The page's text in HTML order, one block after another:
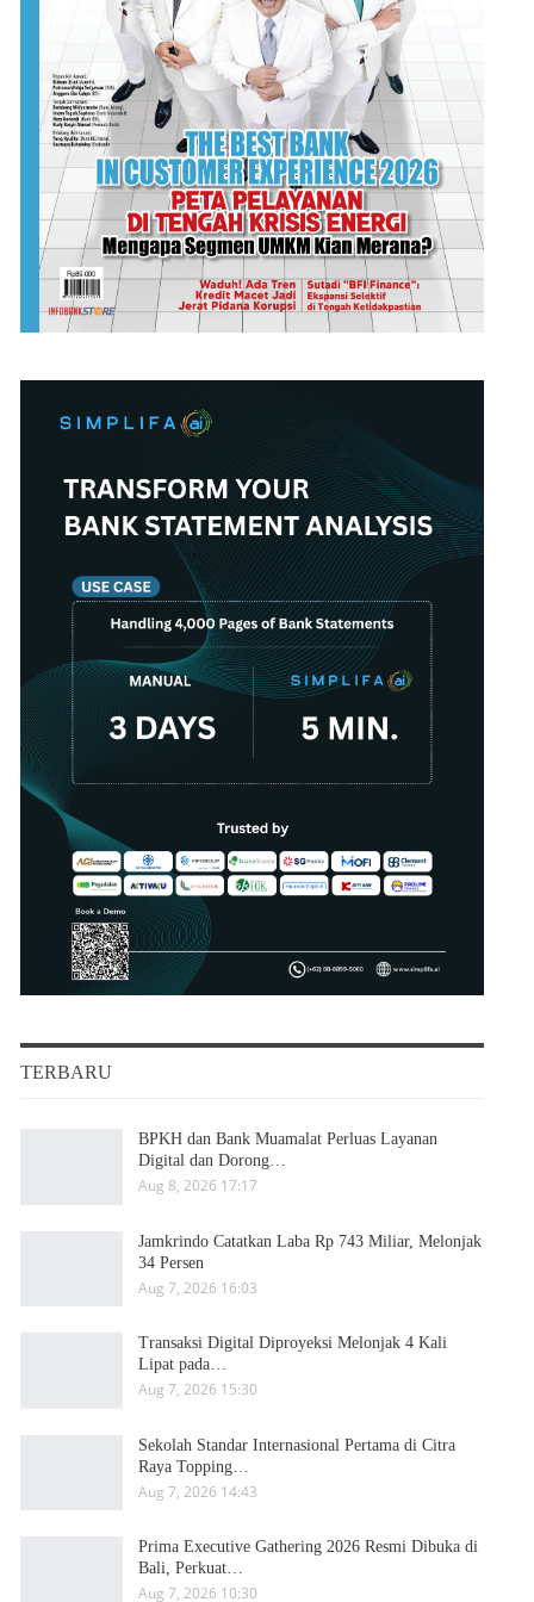
TERBARU
BPKH dan Bank Muamalat Perluas Layanan
Digital dan Dorong…
Aug 8, 2026 17:17
Jamkrindo Catatkan Laba Rp 743 Miliar, Melonjak
34 Persen
Aug 7, 2026 16:03
Transaksi Digital Diproyeksi Melonjak 4 Kali
Lipat pada…
Aug 7, 2026 15:30
Sekolah Standar Internasional Pertama di Citra
Raya Topping…
Aug 7, 2026 14:43
Prima Executive Gathering 2026 Resmi Dibuka di
Bali, Perkuat…
Aug 7, 2026 10:30